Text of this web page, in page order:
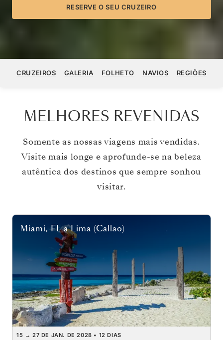
RESERVE O SEU CRUZEIRO
CRUZEIROS GALERIA FOLHETO NAVIOS REGIÕES
MELHORES REVENIDAS
Somente as nossas viagens mais vendidas.
Visite mais longe e aprofunde-se na beleza
autêntica dos destinos que sempre sonhou
visitar.
Miami, FL a Lima (Callao)
15 → 27 DE JAN. DE 2028 • 12 DIAS